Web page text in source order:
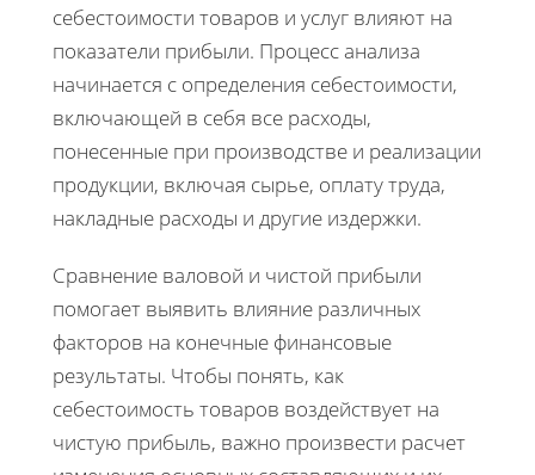
себестоимости товаров и услуг влияют на
показатели прибыли. Процесс анализа
начинается с определения себестоимости,
включающей в себя все расходы,
понесенные при производстве и реализации
продукции, включая сырье, оплату труда,
накладные расходы и другие издержки.
Сравнение валовой и чистой прибыли
помогает выявить влияние различных
факторов на конечные финансовые
результаты. Чтобы понять, как
себестоимость товаров воздействует на
чистую прибыль, важно произвести расчет